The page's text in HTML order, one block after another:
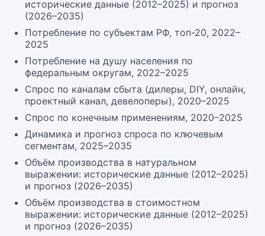
исторические данные (2012–2025) и прогноз
(2026–2035)
Потребление по субъектам РФ, топ-20, 2022–
2025
Потребление на душу населения по
федеральным округам, 2022–2025
Спрос по каналам сбыта (дилеры, DIY, онлайн,
проектный канал, девелоперы), 2020–2025
Спрос по конечным применениям, 2020–2025
Динамика и прогноз спроса по ключевым
сегментам, 2025–2035
Объём производства в натуральном
выражении: исторические данные (2012–2025)
и прогноз (2026–2035)
Объём производства в стоимостном
выражении: исторические данные (2012–2025)
и прогноз (2026–2035)